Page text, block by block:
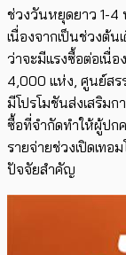
ช่วงวันหยุดยาว 1-
เนื่องจากเป็นช่วงต้น
ว่าจะมีแรงซื้อต่อเนื่
4,000 แห่ง, ศูนย์สร
มีโปรโมชันส่งเสริม
ซื้อที่จำกัดทำให้ผู้ปก
รายจ่ายช่วงเปิดเทอ
ปัจจัยสำคัญ